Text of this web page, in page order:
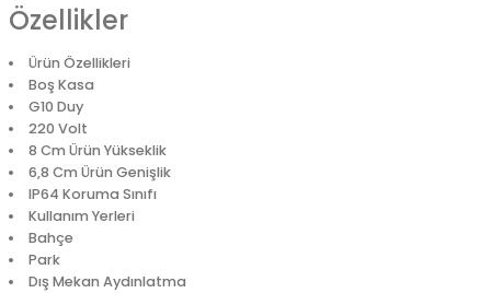
Özellikler
Ürün Özellikleri
Boş Kasa
G10 Duy
220 Volt
8 Cm Ürün Yükseklik
6,8 Cm Ürün Genişlik
IP64 Koruma Sınıfı
Kullanım Yerleri
Bahçe
Park
Dış Mekan Aydınlatma